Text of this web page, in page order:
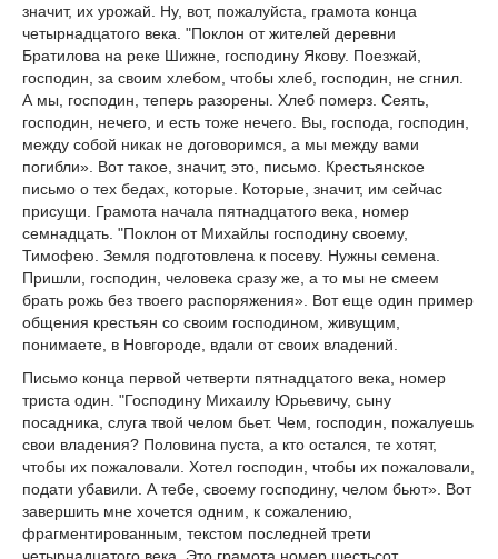
значит, их урожай. Ну, вот, пожалуйста, грамота конца
четырнадцатого века. "Поклон от жителей деревни
Братилова на реке Шижне, господину Якову. Поезжай,
господин, за своим хлебом, чтобы хлеб, господин, не сгнил.
А мы, господин, теперь разорены. Хлеб померз. Сеять,
господин, нечего, и есть тоже нечего. Вы, господа, господин,
между собой никак не договоримся, а мы между вами
погибли». Вот такое, значит, это, письмо. Крестьянское
письмо о тех бедах, которые. Которые, значит, им сейчас
присущи. Грамота начала пятнадцатого века, номер
семнадцать. "Поклон от Михайлы господину своему,
Тимофею. Земля подготовлена к посеву. Нужны семена.
Пришли, господин, человека сразу же, а то мы не смеем
брать рожь без твоего распоряжения». Вот еще один пример
общения крестьян со своим господином, живущим,
понимаете, в Новгороде, вдали от своих владений.
Письмо конца первой четверти пятнадцатого века, номер
триста один. "Господину Михаилу Юрьевичу, сыну
посадника, слуга твой челом бьет. Чем, господин, пожалуешь
свои владения? Половина пуста, а кто остался, те хотят,
чтобы их пожаловали. Хотел господин, чтобы их пожаловали,
подати убавили. А тебе, своему господину, челом бьют». Вот
завершить мне хочется одним, к сожалению,
фрагментированным, текстом последней трети